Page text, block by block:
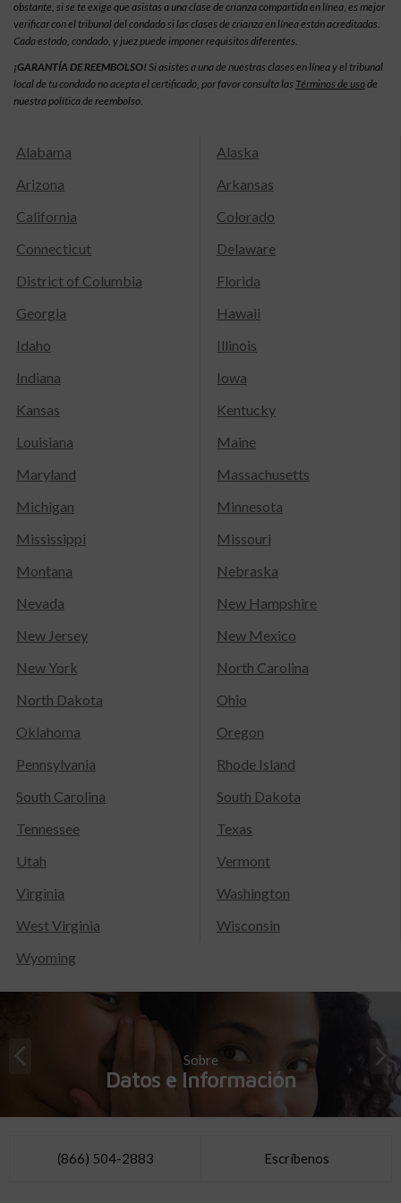
obstante, si se te exige que asistas a una clase de crianza compartida en línea, es mejor
verificar con el tribunal del condado si las clases de crianza en línea están acreditadas.
Cada estado, condado, y juez puede imponer requisitos diferentes.
¡GARANTÍA DE REEMBOLSO! Si asistes a una de nuestras clases en línea y el tribunal
local de tu condado no acepta el certificado, por favor consulta las Términos de usode
nuestra política de reembolso.
Alabama
Alaska
Arizona
Arkansas
California
Colorado
Connecticut
Delaware
District of Columbia
Florida
Georgia
Hawaii
Idaho
Illinois
Indiana
Iowa
Kansas
Kentucky
Louisiana
Maine
Maryland
Massachusetts
Michigan
Minnesota
Mississippi
Missouri
Montana
Nebraska
Nevada
New Hampshire
New Jersey
New Mexico
New York
North Carolina
North Dakota
Ohio
Oklahoma
Oregon
Pennsylvania
Rhode Island
South Carolina
South Dakota
Tennessee
Texas
Utah
Vermont
Virginia
Washington
West Virginia
Wisconsin
Wyoming
Sobre
Datos e Información
(866) 504-2883 Escríbenos